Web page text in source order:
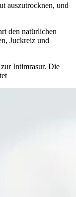
auszutrocknen, und
den natürlichen
Juckreiz und
Intimrasur. Die